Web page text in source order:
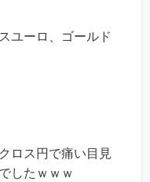
ユーロ、ゴールド
ロス円で痛い目見
したｗｗｗ